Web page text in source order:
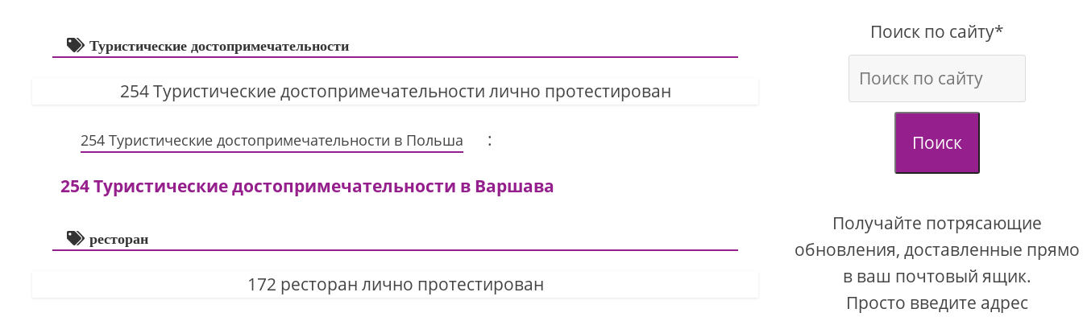
Туристические достопримечательности
254 Туристические достопримечательности лично протестирован
254 Туристические достопримечательности в Польша :
254 Туристические достопримечательности в Варшава
ресторан
172 ресторан лично протестирован
Поиск по сайту*
Поиск
Получайте потрясающие
обновления, доставленные прямо
в ваш почтовый ящик.
Просто введите адрес